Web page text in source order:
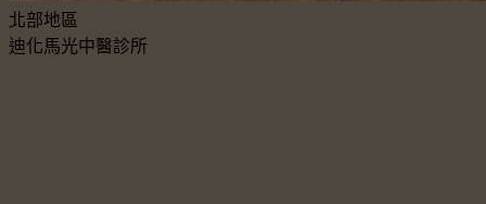
北部地區
迪化馬光中醫診所